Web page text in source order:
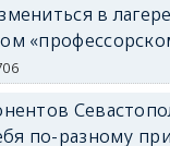
в
по-разному